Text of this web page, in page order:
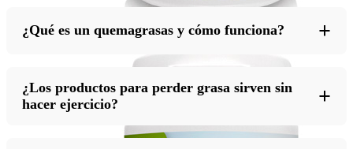
¿Qué es un quemagrasas y cómo funciona? +
¿Los productos para perder grasa sirven sin
hacer ejercicio?
+